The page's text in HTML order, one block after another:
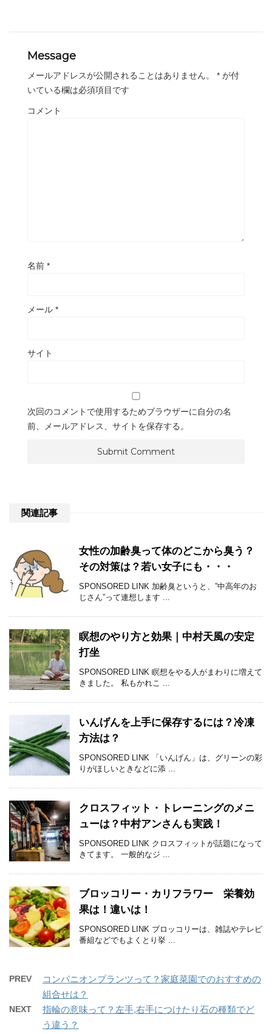
Message
メールアドレスが公開されることはありません。 * が付
いている欄は必須項目です
コメント
名前 *
メール *
サイト
次回のコメントで使用するためブラウザーに自分の名
前、メールアドレス、サイトを保存する。
関連記事
女性の加齢臭って体のどこから臭う？
その対策は？若い女子にも・・・
SPONSORED LINK 加齢臭というと、”中高年のお
じさん”って連想します ...
瞑想のやり方と効果｜中村天風の安定
打坐
SPONSORED LINK 瞑想をやる人がまわりに増えて
きました。 私もかれこ ...
いんげんを上手に保存するには？冷凍
方法は？
SPONSORED LINK 「いんげん」は、グリーンの彩
りがほしいときなどに添 ...
クロスフィット・トレーニングのメニ
ューは？中村アンさんも実践！
SPONSORED LINK クロスフィットが話題になって
きてます。 一般的なジ ...
ブロッコリー・カリフラワー 栄養効
果は！違いは！
SPONSORED LINK ブロッコリーは、雑誌やテレビ
番組などでもよくとり挙 ...
PREV
コンパニオンプランツって？家庭菜園でのおすすめの
組合せは？
NEXT
指輪の意味って？左手,右手につけたり石の種類でど
う違う？